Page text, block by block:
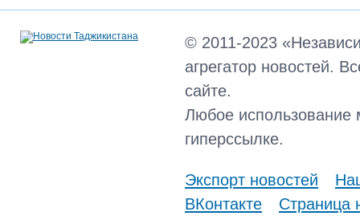
© 2011-2023
агрегатор новостей.
сайте.
Любое использование
гиперссылке.
Экспорт новостей
ВКонтакте
Страница